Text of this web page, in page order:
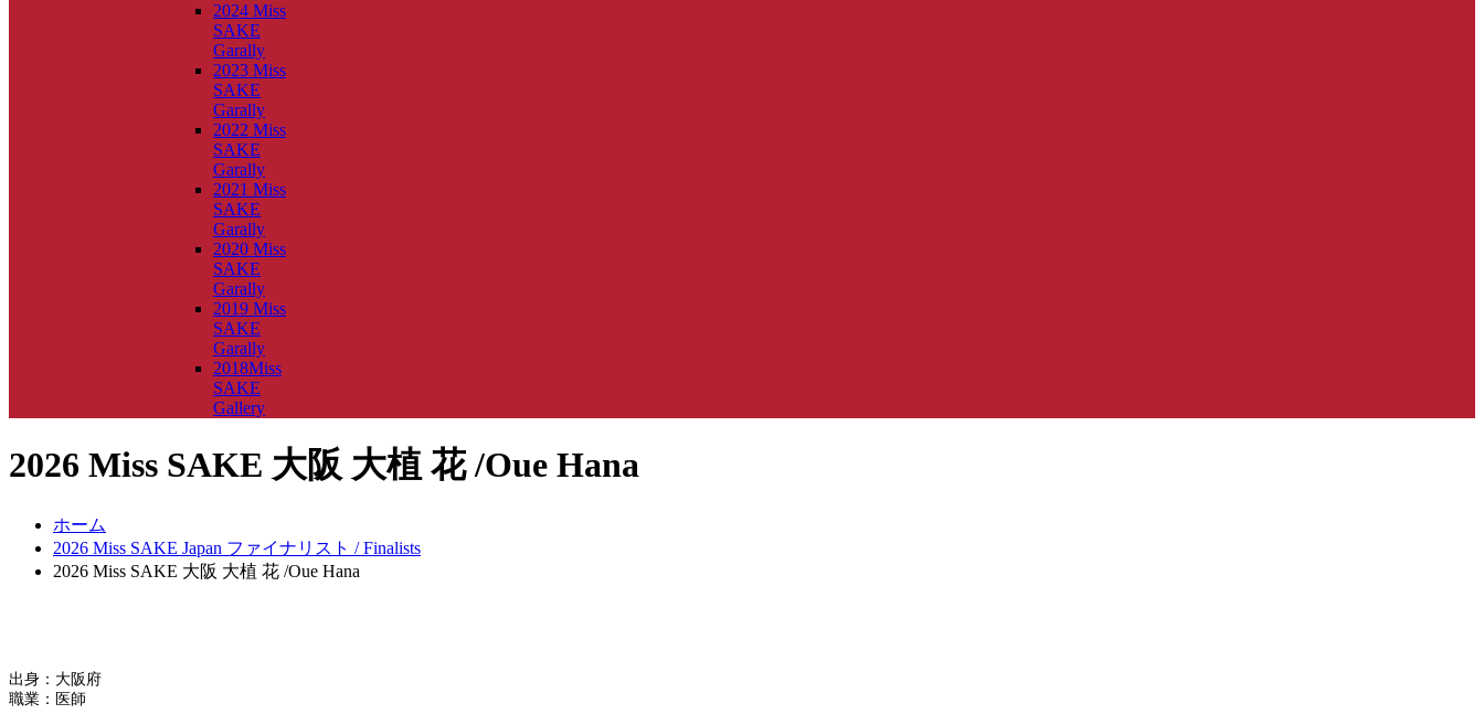
2024 Miss
SAKE
Garally
2023 Miss
SAKE
Garally
2022 Miss
SAKE
Garally
2021 Miss
SAKE
Garally
2020 Miss
SAKE
Garally
2019 Miss
SAKE
Garally
2018Miss
SAKE
Gallery
2026 Miss SAKE 大阪 大植 花 /Oue Hana
ホーム
2026 Miss SAKE Japan ファイナリスト / Finalists
2026 Miss SAKE 大阪 大植 花 /Oue Hana
出身：大阪府
職業：医師